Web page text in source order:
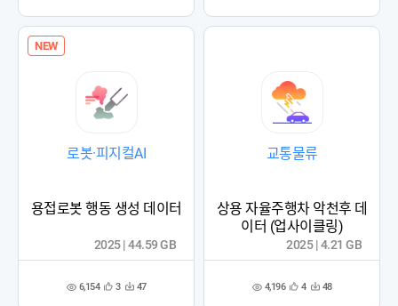
록
록
NEW
로봇·피지컬AI
용접로봇 행동 생성 데이터
조 6,154 관 3 다 47
2025 | 44.59 GB
교통물류
상용 자율주행차 악천후 데
이터 (업사이클링)
조 4,196 관 4 다 48
2025 | 4.21 GB